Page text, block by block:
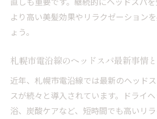
より高い美髪効果やリラクゼーション
ょう。
札幌市電沿線のヘッドスパ最新事情
近年、札幌市電沿線では最新のヘッド
スが続々と導入されています。ドライ
浴、炭酸ケアなど、短時間でも高いリ